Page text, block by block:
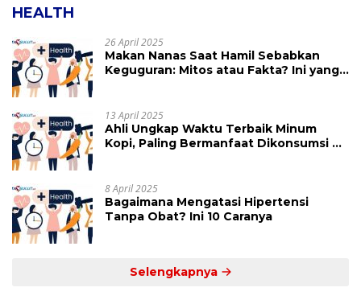
HEALTH
26 April 2025
Makan Nanas Saat Hamil Sebabkan
Keguguran: Mitos atau Fakta? Ini yang
13 April 2025
Ahli Ungkap Waktu Terbaik Minum
Kopi, Paling Bermanfaat Dikonsumsi di
8 April 2025
Bagaimana Mengatasi Hipertensi
Tanpa Obat? Ini 10 Caranya
Selengkapnya